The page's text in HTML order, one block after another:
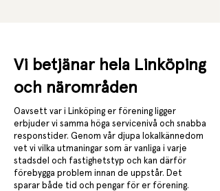
Vi betjänar hela Linköping
och närområden
Oavsett var i Linköping er förening ligger
erbjuder vi samma höga servicenivå och snabba
responstider. Genom vår djupa lokalkännedom
vet vi vilka utmaningar som är vanliga i varje
stadsdel och fastighetstyp och kan därför
förebygga problem innan de uppstår. Det
sparar både tid och pengar för er förening.